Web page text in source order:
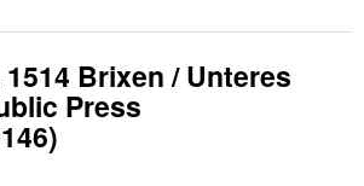
Brixen / Unteres
Press